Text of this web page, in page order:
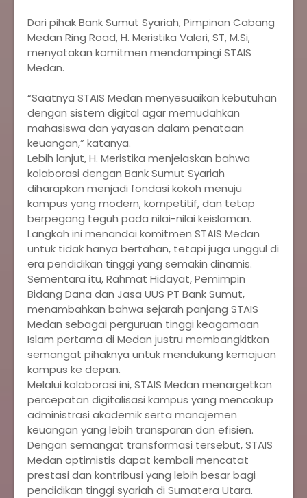
‎Dari pihak Bank Sumut Syariah, Pimpinan Cabang
Medan Ring Road, H. Meristika Valeri, ST, M.Si,
menyatakan komitmen mendampingi STAIS
Medan.
‎“Saatnya STAIS Medan menyesuaikan kebutuhan
dengan sistem digital agar memudahkan
mahasiswa dan yayasan dalam penataan
keuangan,” katanya.
‎Lebih lanjut, H. Meristika menjelaskan bahwa
kolaborasi dengan Bank Sumut Syariah
diharapkan menjadi fondasi kokoh menuju
kampus yang modern, kompetitif, dan tetap
berpegang teguh pada nilai-nilai keislaman.
Langkah ini menandai komitmen STAIS Medan
untuk tidak hanya bertahan, tetapi juga unggul di
era pendidikan tinggi yang semakin dinamis.
‎Sementara itu, Rahmat Hidayat, Pemimpin
Bidang Dana dan Jasa UUS PT Bank Sumut,
menambahkan bahwa sejarah panjang STAIS
Medan sebagai perguruan tinggi keagamaan
Islam pertama di Medan justru membangkitkan
semangat pihaknya untuk mendukung kemajuan
kampus ke depan.
‎Melalui kolaborasi ini, STAIS Medan menargetkan
percepatan digitalisasi kampus yang mencakup
administrasi akademik serta manajemen
keuangan yang lebih transparan dan efisien.
Dengan semangat transformasi tersebut, STAIS
Medan optimistis dapat kembali mencatat
prestasi dan kontribusi yang lebih besar bagi
pendidikan tinggi syariah di Sumatera Utara.